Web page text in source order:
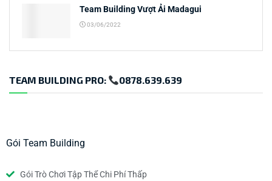
Team Building Vượt Ải Madagui
03/06/2022
TEAM BUILDING PRO: 0878.639.639
Gói Team Building
Gói Trò Chơi Tập Thể Chi Phí Thấp